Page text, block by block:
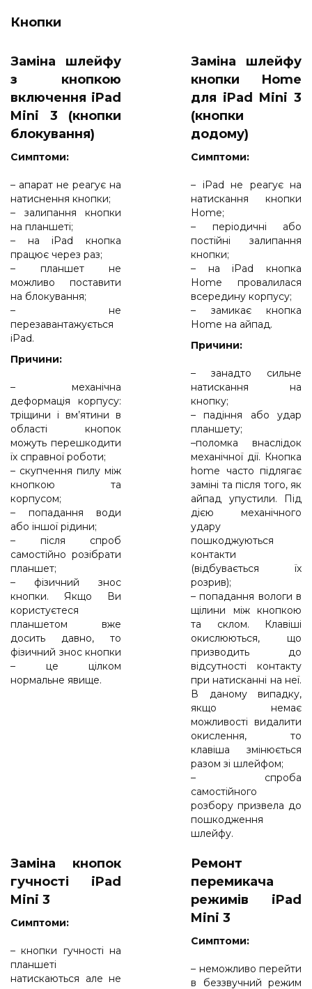
Кнопки
Заміна шлейфу
з кнопкою
включення iPad
Mini 3 (кнопки
блокування)
Cимптоми:
– апарат не реагує на
натиснення кнопки;
– залипання кнопки
на планшеті;
– на iPad кнопка
працює через раз;
– планшет не
можливо поставити
на блокування;
– не
перезавантажується
iPad.
Причини:
– механічна
деформація корпусу:
тріщини і вм’ятини в
області кнопок
можуть перешкодити
їх справної роботи;
– скупчення пилу між
кнопкою та
корпусом;
– попадання води
або іншої рідини;
– після спроб
самостійно розібрати
планшет;
– фізичний знос
кнопки. Якщо Ви
користуєтеся
планшетом вже
досить давно, то
фізичний знос кнопки
– це цілком
нормальне явище.
Заміна шлейфу
кнопки Home
для iPad Mini 3
(кнопки
додому)
Cимптоми:
– iPad не реагує на
натискання кнопки
Home;
– періодичні або
постійні залипання
кнопки;
– на iPad кнопка
Home провалилася
всередину корпусу;
– замикає кнопка
Home на айпад.
Причини:
– занадто сильне
натискання на
кнопку;
– падіння або удар
планшету;
–поломка внаслідок
механічної дії. Кнопка
home часто підлягає
заміні та після того, як
айпад упустили. Під
дією механічного
удару
пошкоджуються
контакти
(відбувається їх
розрив);
– попадання вологи в
щілини між кнопкою
та склом. Клавіші
окислюються, що
призводить до
відсутності контакту
при натисканні на неї.
В даному випадку,
якщо немає
можливості видалити
окислення, то
клавіша змінюється
разом зі шлейфом;
– спроба
самостійного
розбору призвела до
пошкодження
шлейфу.
Заміна кнопок
гучності iPad
Mini 3
Cимптоми:
– кнопки гучності на
планшеті
натискаються але не
Ремонт
перемикача
режимів iPad
Mini 3
Cимптоми:
– неможливо перейти
в беззвучний режим